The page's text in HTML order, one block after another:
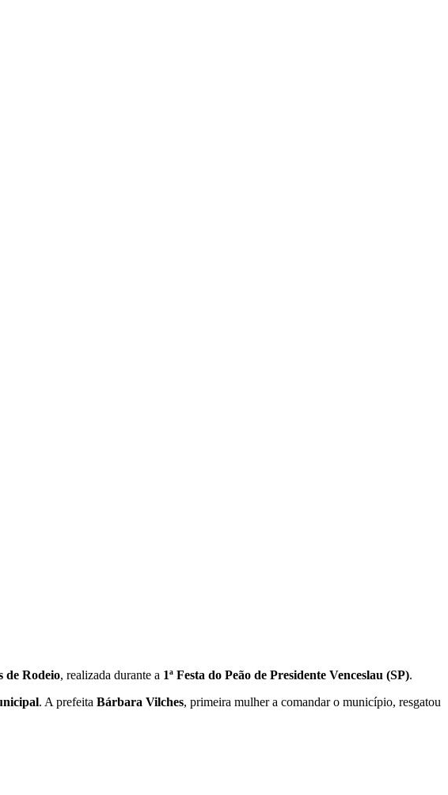
de Rodeio, realizada durante a 1ª Festa do Peão de Presidente Venceslau (SP).
. A prefeita Bárbara Vilches, primeira mulher a comandar o município, resgatou